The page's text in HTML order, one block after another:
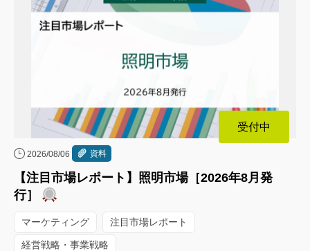
受付中
2026/08/06 資料
【注目市場レポート】照明市場［2026年8月発
行］
マーケティング 注目市場レポート
経営戦略・事業戦略